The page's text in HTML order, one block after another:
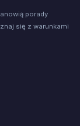
porady
się z warunkami